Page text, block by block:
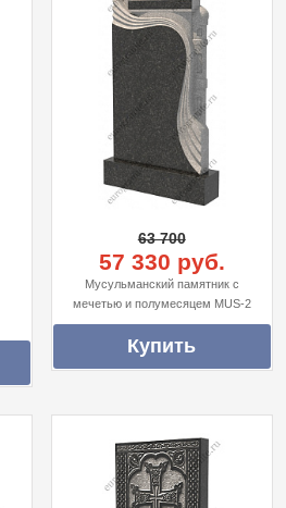
63 700
57 330 руб.
Мусульманский памятник с
мечетью и полумесяцем MUS-2